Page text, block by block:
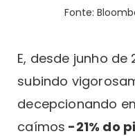
Fonte:
E, desde junho de
subindo
decepcionando
caímos -21% do